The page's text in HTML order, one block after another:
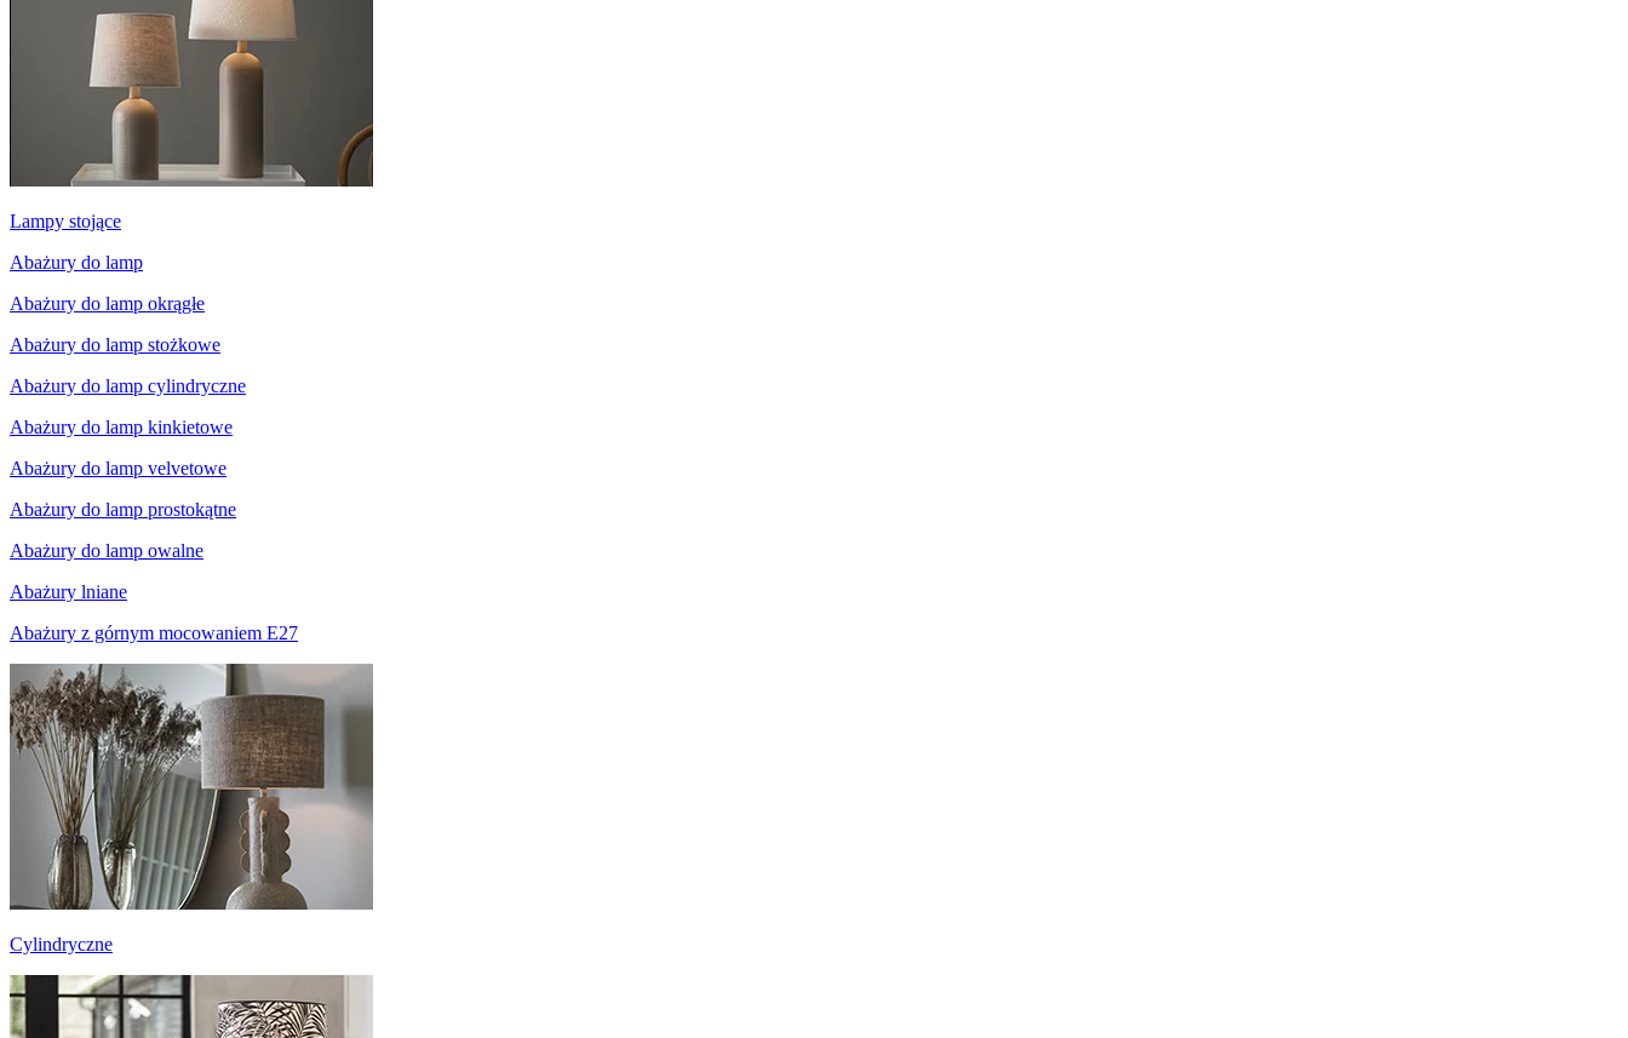
Lampy stojące
Abażury do lamp
Abażury do lamp okrągłe
Abażury do lamp stożkowe
Abażury do lamp cylindryczne
Abażury do lamp kinkietowe
Abażury do lamp velvetowe
Abażury do lamp prostokątne
Abażury do lamp owalne
Abażury lniane
Abażury z górnym mocowaniem E27
Cylindryczne